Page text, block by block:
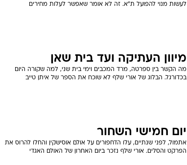
לעשות מנוי להפועל ת"א. זה לא אומר שאפשר לעלות מחירים
מיוון העתיקה ועד בית שאן
מה הקשר בין ספרטה, מרד המכבים וימי בית שני, למה שקורה היום
בכדורגל. הבלוג של אורי שלף לא שוכח את הספר של איתן טייב
יום חמישי השחור
אתמול, לפני שנתיים, עלו הדחפורים על אולם אוסישקין והחלו להרוס את
הפרקט והסלים. אורי שלף נזכר ביום האחרון של האולם האגדי